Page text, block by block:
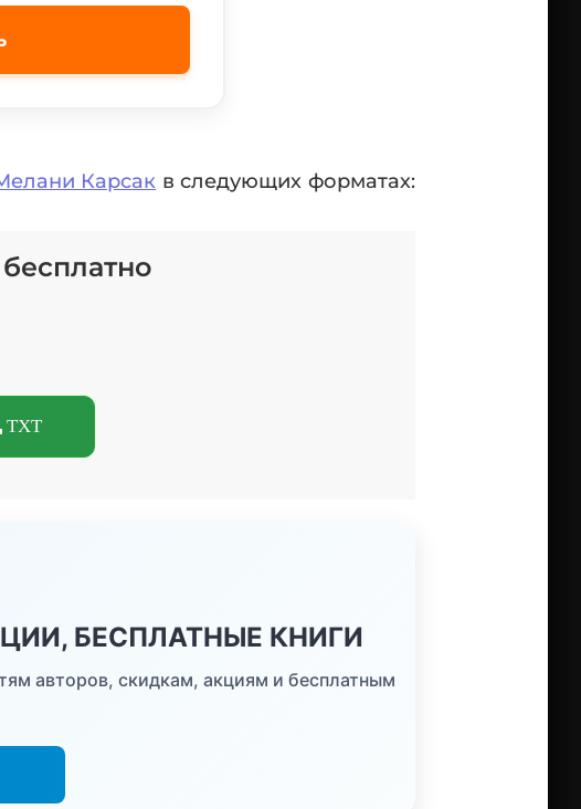
Карсак в следующих форматах:
TXT
БЕСПЛАТНЫЕ КНИГИ
авторов, скидкам, акциям и бесплатным